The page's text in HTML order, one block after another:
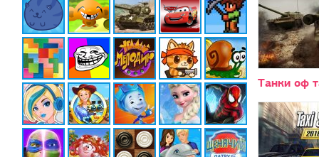
Танки оф